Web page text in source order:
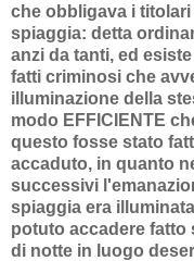
che obbligava i
spiaggia: detta
anzi da tanti, ed
fatti criminosi che
illuminazione della
modo EFFICIENTE
questo fosse stato
accaduto, in quanto
successivi
spiaggia era
potuto accadere fatto
di notte in luogo